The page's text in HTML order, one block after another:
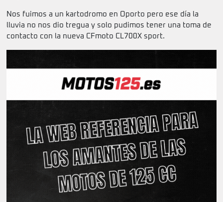
Nos fuimos a un kartodromo en Oporto pero ese día la
lluvia no nos dio tregua y solo pudimos tener una toma de
contacto con la nueva CFmoto CL700X sport.